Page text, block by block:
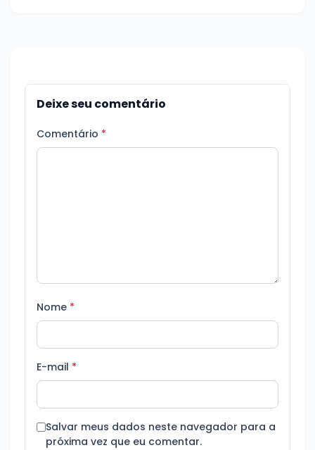
Deixe seu comentário
Comentário *
Nome *
E-mail *
Salvar meus dados neste navegador para a
próxima vez que eu comentar.